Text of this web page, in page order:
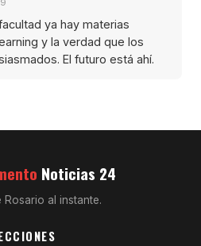
ya hay materias
y la verdad que los
El futuro está ahí.
Noticias 24
Rosario al instante.